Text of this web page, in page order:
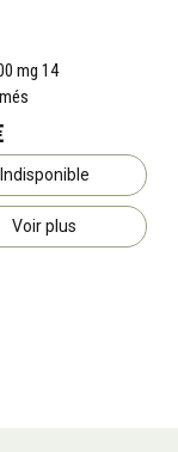
mg 14
Indisponible
Voir plus